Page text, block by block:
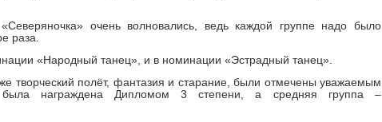
очень волновались, ведь каждой группе надо было
раза.
«Народный танец», и в номинации «Эстрадный танец».
творческий полёт, фантазия и старание, были отмечены уважаемым
награждена Дипломом 3 степени, а средняя группа –